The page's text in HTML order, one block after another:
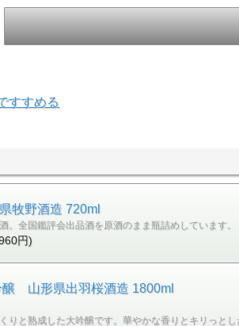
すすめる
牧野酒造 720ml
。全国鑑評会出品酒を原酒のまま瓶詰めしています。
円)
醸 山形県出羽桜酒造 1800ml
りと熟成した大吟醸です。華やかな香りとキリっと